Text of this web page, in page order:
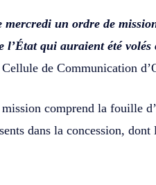
mercredi un ordre de
l’État qui auraient été volés
de Communication
comprend la fouille
dans la concession,